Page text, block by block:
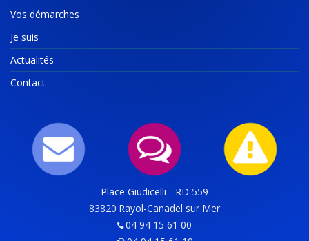
Vos démarches
Je suis
Actualités
Contact
Place Giudicelli - RD 559
83820 Rayol-Canadel sur Mer
04 94 15 61 00